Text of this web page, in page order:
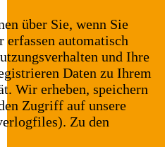
über Sie, wenn Sie
erfassen automatisch
und Ihre
Daten zu Ihrem
Wir erheben, speichern
Zugriff auf unsere
Zu den